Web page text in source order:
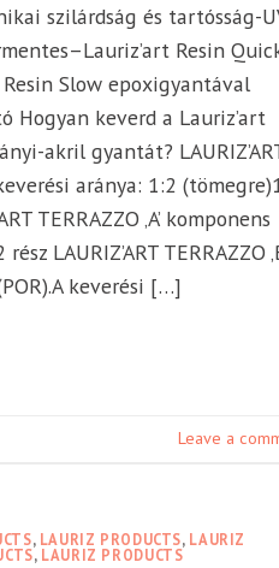
szilárdság és tartósság-
Resin
Resin Slow epoxigyantával
Hogyan keverd a Lauriz’art
akril gyantát?
aránya: 1:2
TERRAZZO ‚A’ komponens
LAURIZ’ART TERRAZZO
keverési […]
Leave a
, LAURIZ PRODUCTS, LAURIZ
, LAURIZ PRODUCTS